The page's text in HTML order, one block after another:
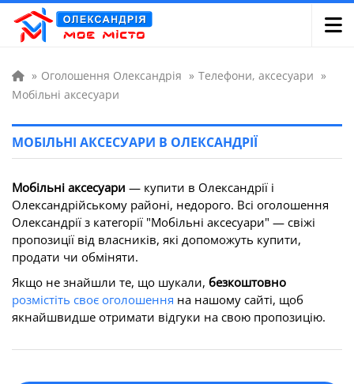
» Оголошення Олександрія » Телефони, аксесуари »
Мобільні аксесуари
МОБІЛЬНІ АКСЕСУАРИ В ОЛЕКСАНДРІЇ
Мобільні аксесуари — купити в Олександрії і
Олександрійському районі, недорого. Всі оголошення
Олександрії з категорії "Мобільні аксесуари" — свіжі
пропозиції від власників, які допоможуть купити,
продати чи обміняти.
Якщо не знайшли те, що шукали, безкоштовно
розмістіть своє оголошення на нашому сайті, щоб
якнайшвидше отримати відгуки на свою пропозицію.